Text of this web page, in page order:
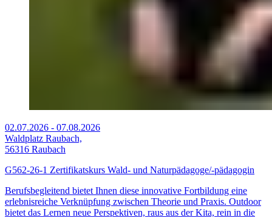
02.07.2026 - 07.08.2026
Waldplatz Raubach,
56316 Raubach
G562-26-1 Zertifikatskurs Wald- und Naturpädagoge/-pädagogin
Berufsbegleitend bietet Ihnen diese innovative Fortbildung eine
erlebnisreiche Verknüpfung zwischen Theorie und Praxis. Outdoor
bietet das Lernen neue Perspektiven, raus aus der Kita, rein in die